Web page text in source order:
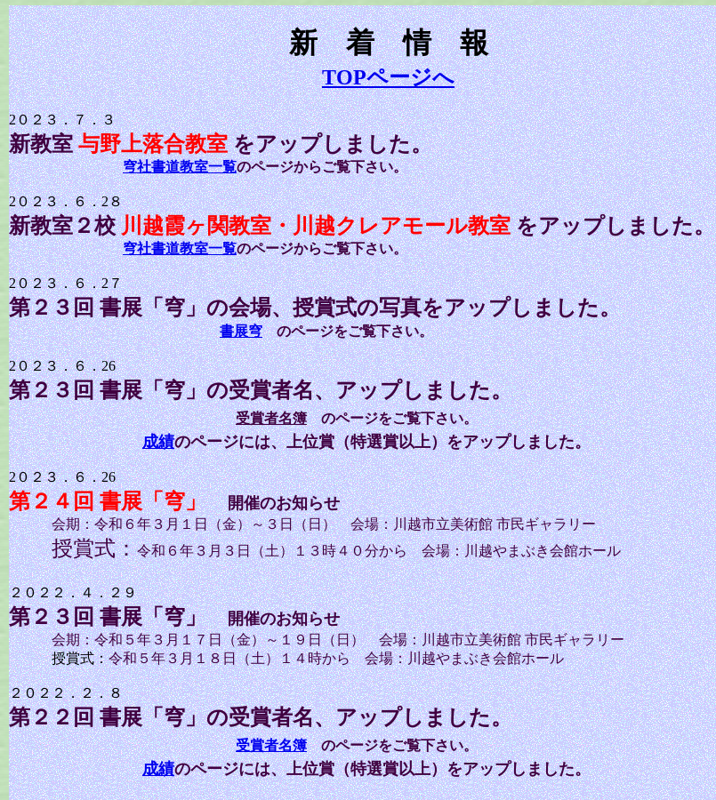
新 着 情 報
TOPページへ
2０２３．７．３
新教室与野上落合教室をアップしました。
穹社書道教室一覧のページからご覧下さい。
2０２３．６．2８
新教室２校川越霞ヶ関教室・川越クレアモール教室をアップしました。
穹社書道教室一覧のページからご覧下さい。
2０２３．６．2７
第２３回書展「穹」の会場、授賞式の写真をアップしました。
書展穹のページをご覧下さい。
2０２３．６．26
第２３回書展「穹」の受賞者名、アップしました。
受賞者名簿のページをご覧下さい。
成績のページには、上位賞（特選賞以上）をアップしました。
2０２３．６．26
第２４回書展「穹」 開催のお知らせ
会期：令和６年３月１日（金）～３日（日） 会場：川越市立美術館 市民ギャラリー
授賞式：令和６年３月３日（土）１３時４０分から 会場：川越やまぶき会館ホール
２０２２．４．２９
第２３回書展「穹」 開催のお知らせ
会期：令和５年３月１７日（金）～１９日（日） 会場：川越市立美術館 市民ギャラリー
授賞式：令和５年３月１８日（土）１４時から 会場：川越やまぶき会館ホール
２０２２．２．８
第２２回書展「穹」の受賞者名、アップしました。
受賞者名簿のページをご覧下さい。
成績のページには、上位賞（特選賞以上）をアップしました。